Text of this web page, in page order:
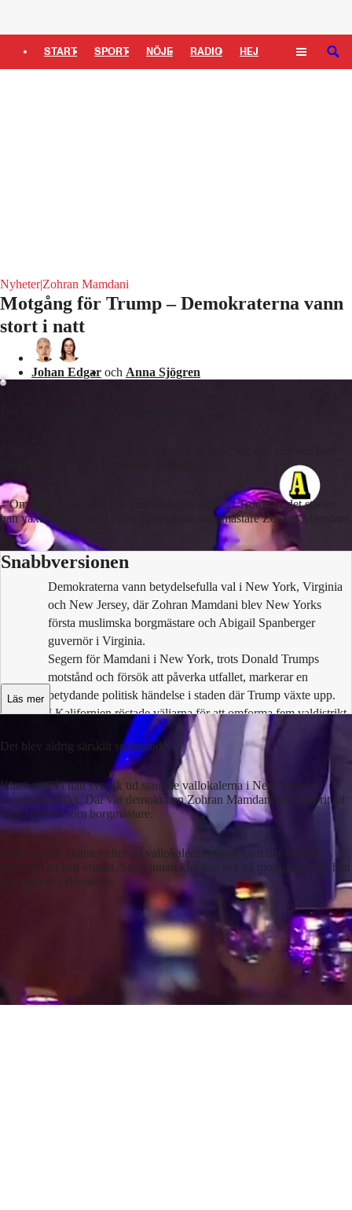
START SPORT NÖJE RADIO HEJ SÖK
Nyheter|Zohran Mamdani
Motgång för Trump – Demokraterna vann
stort i natt
Johan Edgar och Anna Sjögren
– Om någon kan visa hur man besegrar Donald Trump är det staden
han växte upp i, säger New Yorks nästa borgmästare Zohran Mamdani.
Snabbversionen
Demokraterna vann betydelsefulla val i New York, Virginia
och New Jersey, där Zohran Mamdani blev New Yorks
första muslimska borgmästare och Abigail Spanberger
guvernör i Virginia.
Segern för Mamdani i New York, trots Donald Trumps
motstånd och försök att påverka utfallet, markerar en
betydande politisk händelse i staden där Trump växte upp.
I Kalifornien röstade väljarna för att omforma fem valdistrikt
till Demokraternas fördel, vilket ses som ett svar på liknande
åtgärder i Texas till förmån för Republikanerna.
Läs mer
Det blev aldrig särskilt spännande.
Klockan 03 i natt svensk tid stängde vallokalerna i New York i
borgmästarvalet. Där var demokraten Zohran Mamdani stor favorit att
vinna posten som borgmästare.
Och bara 36 minuter efter att vallokalerna stängt kom det väntade
beskedet att han vunnit. Strax innan klockan sex på morgonen höll han
sitt segertal i Brooklyn.